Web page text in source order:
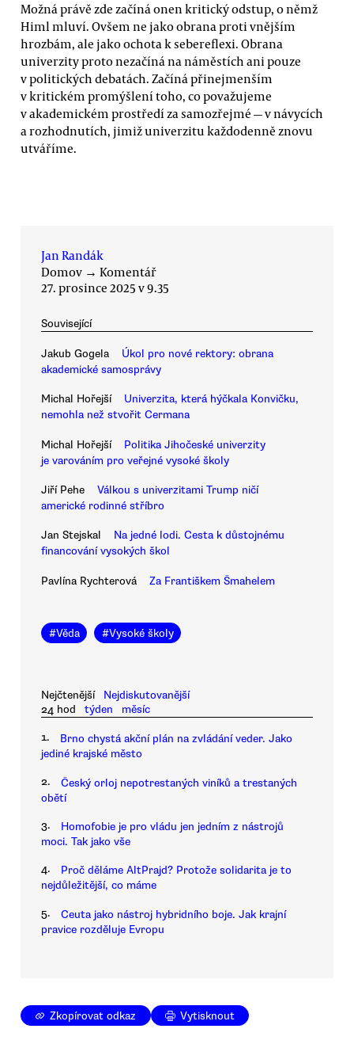
Možná právě zde začíná onen kritický odstup, o němž
Himl mluví. Ovšem ne jako obrana proti vnějším
hrozbám, ale jako ochota k sebereflexi. Obrana
univerzity proto nezačíná na náměstích ani pouze
v politických debatách. Začíná přinejmenším
v kritickém promýšlení toho, co považujeme
v akademickém prostředí za samozřejmé — v návycích
a rozhodnutích, jimiž univerzitu každodenně znovu
utváříme.
Jan Randák
Domov → Komentář
27. prosince 2025 v 9.35
Související
Jakub Gogela
Úkol pro nové rektory: obrana
akademické samosprávy
Michal Hořejší
Univerzita, která hýčkala Konvičku,
nemohla než stvořit Cermana
Michal Hořejší
Politika Jihočeské univerzity
je varováním pro veřejné vysoké školy
Jiří Pehe
Válkou s univerzitami Trump ničí
americké rodinné stříbro
Jan Stejskal
Na jedné lodi. Cesta k důstojnému
financování vysokých škol
Pavlína Rychterová Za Františkem Šmahelem
#Věda #Vysoké školy
Nejčtenější
Nejdiskutovanější
24 hod
týden měsíc
1.
Brno chystá akční plán na zvládání veder. Jako
jediné krajské město
2.
Český orloj nepotrestaných viníků a trestaných
obětí
3.
Homofobie je pro vládu jen jedním z nástrojů
moci. Tak jako vše
4.
Proč děláme AltPrajd? Protože solidarita je to
nejdůležitější, co máme
5.
Ceuta jako nástroj hybridního boje. Jak krajní
pravice rozděluje Evropu
Zkopírovat odkaz Vytisknout